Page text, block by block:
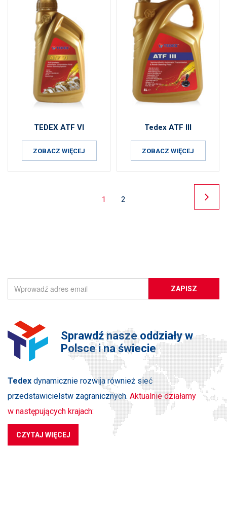
TEDEX ATF VI
ZOBACZ WIĘCEJ
Tedex ATF III
ZOBACZ WIĘCEJ
1 2
ZAPISZ
Sprawdź nasze oddziały w
Polsce i na świecie
Tedex dynamicznie rozwija również sieć
przedstawicielstw zagranicznych. Aktualnie działamy
w następujących krajach:
CZYTAJ WIĘCEJ